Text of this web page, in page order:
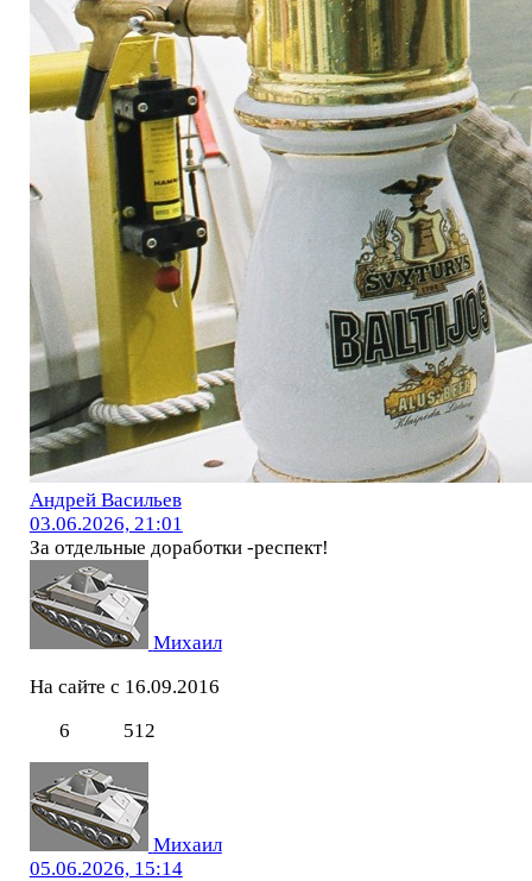
Андрей Васильев
03.06.2026, 21:01
За отдельные доработки -респект!
Михаил
На сайте с 16.09.2016
6
512
Михаил
05.06.2026, 15:14